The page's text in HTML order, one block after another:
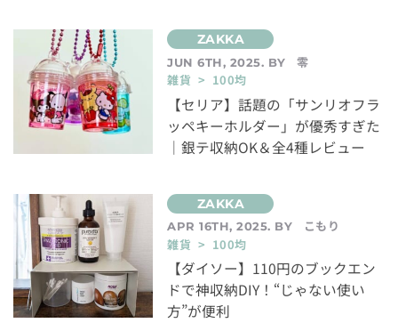
JUN 6TH, 2025. BY
零
雑貨 > 100均
【セリア】話題の「サンリオフラ
ッペキーホルダー」が優秀すぎた
｜銀テ収納OK＆全4種レビュー
APR 16TH, 2025. BY
こもり
雑貨 > 100均
【ダイソー】110円のブックエン
ドで神収納DIY！“じゃない使い
方”が便利